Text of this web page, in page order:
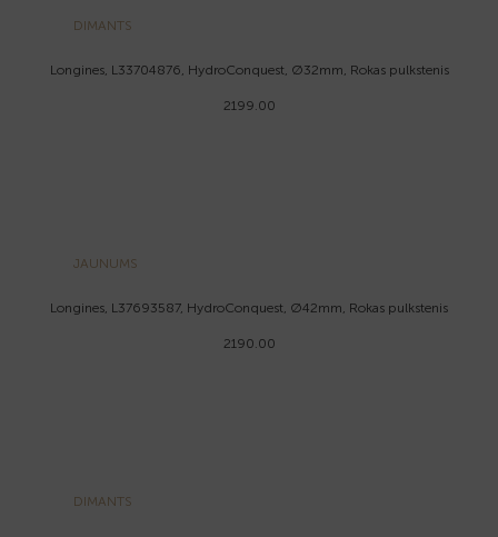
DIMANTS
Longines, L33704876, HydroConquest, Ø32mm, Rokas pulkstenis
2199.00
JAUNUMS
Longines, L37693587, HydroConquest, Ø42mm, Rokas pulkstenis
2190.00
DIMANTS